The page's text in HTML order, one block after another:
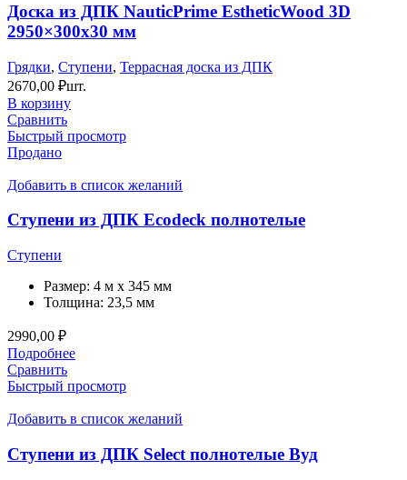
Доска из ДПК NauticPrime EstheticWood 3D
2950×300х30 мм
Грядки, Ступени, Террасная доска из ДПК
2670,00 ₽шт.
В корзину
Сравнить
Быстрый просмотр
Продано
Добавить в список желаний
Ступени из ДПК Ecodeck полнотелые
Ступени
Размер: 4 м x 345 мм
Толщина: 23,5 мм
2990,00 ₽
Подробнее
Сравнить
Быстрый просмотр
Добавить в список желаний
Ступени из ДПК Select полнотелые Вуд